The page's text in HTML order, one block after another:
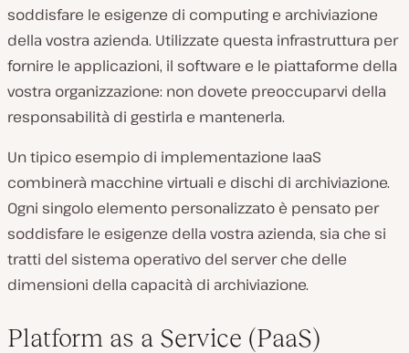
soddisfare le esigenze di computing e archiviazione
della vostra azienda. Utilizzate questa infrastruttura per
fornire le applicazioni, il software e le piattaforme della
vostra organizzazione: non dovete preoccuparvi della
responsabilità di gestirla e mantenerla.
Un tipico esempio di implementazione IaaS
combinerà macchine virtuali e dischi di archiviazione.
Ogni singolo elemento personalizzato è pensato per
soddisfare le esigenze della vostra azienda, sia che si
tratti del sistema operativo del server che delle
dimensioni della capacità di archiviazione.
Platform as a Service (PaaS)